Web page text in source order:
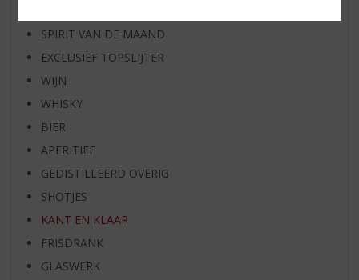
SPIRIT VAN DE MAAND
EXCLUSIEF TOPSLIJTER
WIJN
WHISKY
BIER
APERITIEF
GEDISTILLEERD OVERIG
SHOTJES
KANT EN KLAAR
FRISDRANK
GLASWERK